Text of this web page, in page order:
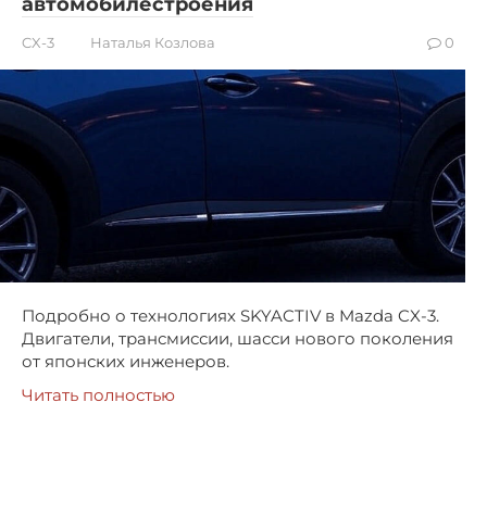
CX-3 Наталья Козлова 0
Подробно о технологиях SKYACTIV в Mazda CX-3.
Двигатели, трансмиссии, шасси нового поколения
от японских инженеров.
Читать полностью